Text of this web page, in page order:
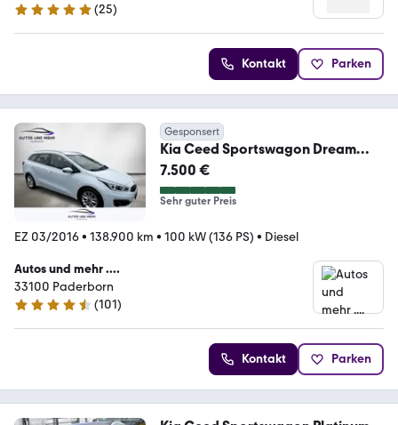
4.9 Sterne
(25)
Kontakt Parken
Gesponsert
Kia Ceed Sportswagon Dream
Team*RFK*Navi*Sitzheizung
7.500 €
Sehr guter Preis
EZ 03/2016• 138.900 km • 100 kW (136 PS) • Diesel
Autos und mehr ....
33100 Paderborn
4.6 Sterne
(101)
Kontakt Parken